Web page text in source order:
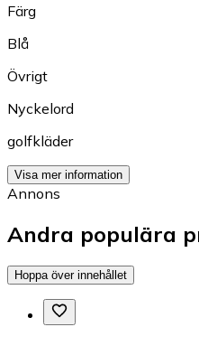
Färg
Blå
Övrigt
Nyckelord
golfkläder
Visa mer information
Annons
Andra populära
Hoppa över innehållet